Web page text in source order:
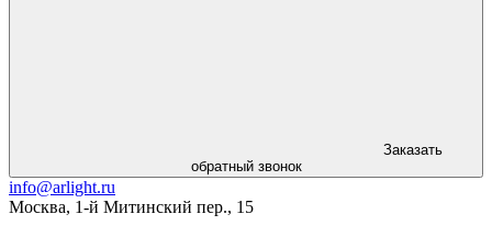
Заказать
обратный звонок
info@arlight.ru
Москва, 1-й Митинский пер., 15